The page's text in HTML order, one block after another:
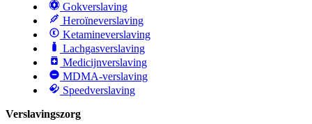
Gokverslaving
Heroïneverslaving
Ketamineverslaving
Lachgasverslaving
Medicijnverslaving
MDMA-verslaving
Speedverslaving
Verslavingszorg